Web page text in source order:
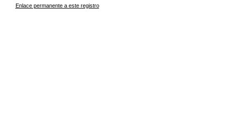
Enlace permanente a este registro